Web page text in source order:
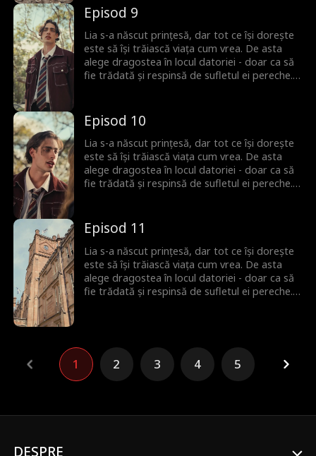
partener cu propriile secrete, e aruncată într-
o lume a puterii, înșelăciunii și a noilor șanse.
Acum, Lia a terminat cu regulile. E timpul să-și
revendice tronul - și să-i facă pe toți cei care
au subestimat-o să regrete!
Episod 9
Lia s-a născut prințesă, dar tot ce își dorește
este să își trăiască viața cum vrea. De asta
alege dragostea în locul datoriei - doar ca să
fie trădată și respinsă de sufletul ei pereche.
partener cu propriile secrete, e aruncată într-
o lume a puterii, înșelăciunii și a noilor șanse.
Acum, Lia a terminat cu regulile. E timpul să-și
revendice tronul - și să-i facă pe toți cei care
au subestimat-o să regrete!
Episod 10
Lia s-a născut prințesă, dar tot ce își dorește
este să își trăiască viața cum vrea. De asta
alege dragostea în locul datoriei - doar ca să
fie trădată și respinsă de sufletul ei pereche.
partener cu propriile secrete, e aruncată într-
o lume a puterii, înșelăciunii și a noilor șanse.
Acum, Lia a terminat cu regulile. E timpul să-și
revendice tronul - și să-i facă pe toți cei care
au subestimat-o să regrete!
Episod 11
Lia s-a născut prințesă, dar tot ce își dorește
este să își trăiască viața cum vrea. De asta
alege dragostea în locul datoriei - doar ca să
fie trădată și respinsă de sufletul ei pereche.
o lume a puterii, înșelăciunii și a noilor șanse.
Acum, Lia a terminat cu regulile. E timpul să-și
revendice tronul - și să-i facă pe toți cei care
au subestimat-o să regrete!
1 2 3 4 5
DESPRE